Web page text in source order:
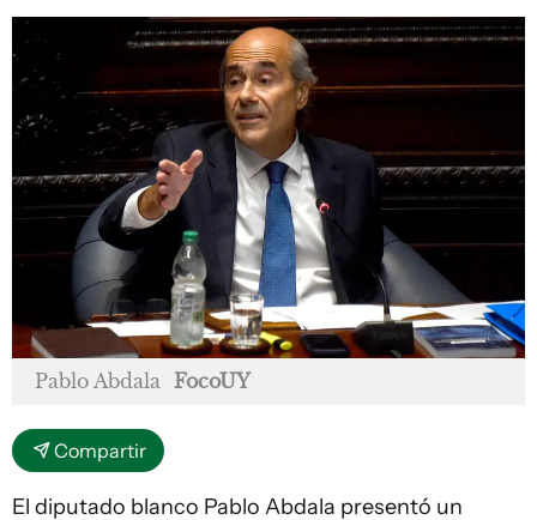
Pablo Abdala FocoUY
Compartir
El diputado blanco Pablo Abdala presentó un